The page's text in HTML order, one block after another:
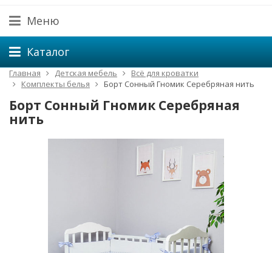
Меню
Каталог
Главная Детская мебель
Всё для кроватки
Комплекты белья
Борт Сонный Гномик Серебряная нить
Борт Сонный Гномик Серебряная
нить